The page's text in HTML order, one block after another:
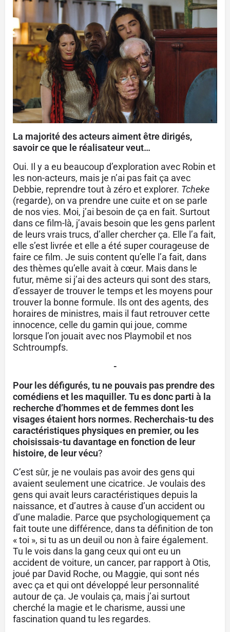
La majorité des acteurs aiment être dirigés,
savoir ce que le réalisateur veut…
Oui. Il y a eu beaucoup d’exploration avec Robin et
les non-acteurs, mais je n’ai pas fait ça avec
Debbie, reprendre tout à zéro et explorer. Tcheke
(regarde), on va prendre une cuite et on se parle
de nos vies. Moi, j’ai besoin de ça en fait. Surtout
dans ce film-là, j’avais besoin que les gens parlent
de leurs vrais trucs, d’aller chercher ça. Elle l’a fait,
elle s’est livrée et elle a été super courageuse de
faire ce film. Je suis content qu’elle l’a fait, dans
des thèmes qu’elle avait à cœur. Mais dans le
futur, même si j’ai des acteurs qui sont des stars,
d’essayer de trouver le temps et les moyens pour
trouver la bonne formule. Ils ont des agents, des
horaires de ministres, mais il faut retrouver cette
innocence, celle du gamin qui joue, comme
lorsque l’on jouait avec nos Playmobil et nos
Schtroumpfs.
-
Pour les défigurés, tu ne pouvais pas prendre des
comédiens et les maquiller. Tu es donc parti à la
recherche d’hommes et de femmes dont les
visages étaient hors normes. Recherchais-tu des
caractéristiques physiques en premier, ou les
choisissais-tu davantage en fonction de leur
histoire, de leur vécu?
C’est sûr, je ne voulais pas avoir des gens qui
avaient seulement une cicatrice. Je voulais des
gens qui avait leurs caractéristiques depuis la
naissance, et d’autres à cause d’un accident ou
d’une maladie. Parce que psychologiquement ça
fait toute une différence, dans ta définition de ton
« toi », si tu as un deuil ou non à faire également.
Tu le vois dans la gang ceux qui ont eu un
accident de voiture, un cancer, par rapport à Otis,
joué par David Roche, ou Maggie, qui sont nés
avec ça et qui ont développé leur personnalité
autour de ça. Je voulais ça, mais j’ai surtout
cherché la magie et le charisme, aussi une
fascination quand tu les regardes.